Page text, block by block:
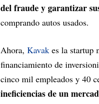
del fraude y garantizar
comprando autos usados.
Ahora, Kavak es la startup
financiamiento de
cinco mil empleados y 40
ineficiencias de un